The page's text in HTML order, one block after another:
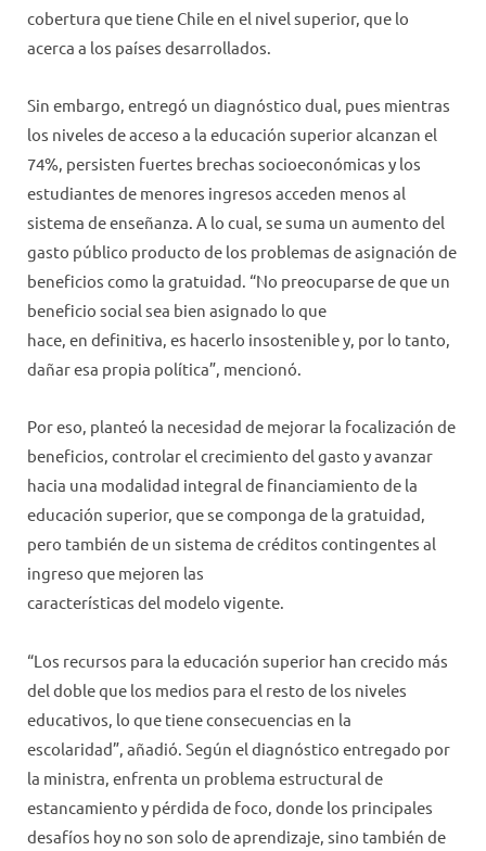
cobertura que tiene Chile en el nivel superior, que lo
acerca a los países desarrollados.
Sin embargo, entregó un diagnóstico dual, pues mientras
los niveles de acceso a la educación superior alcanzan el
74%, persisten fuertes brechas socioeconómicas y los
estudiantes de menores ingresos acceden menos al
sistema de enseñanza. A lo cual, se suma un aumento del
gasto público producto de los problemas de asignación de
beneficios como la gratuidad. “No preocuparse de que un
beneficio social sea bien asignado lo que
hace, en definitiva, es hacerlo insostenible y, por lo tanto,
dañar esa propia política”, mencionó.
Por eso, planteó la necesidad de mejorar la focalización de
beneficios, controlar el crecimiento del gasto y avanzar
hacia una modalidad integral de financiamiento de la
educación superior, que se componga de la gratuidad,
pero también de un sistema de créditos contingentes al
ingreso que mejoren las
características del modelo vigente.
“Los recursos para la educación superior han crecido más
del doble que los medios para el resto de los niveles
educativos, lo que tiene consecuencias en la
escolaridad”, añadió. Según el diagnóstico entregado por
la ministra, enfrenta un problema estructural de
estancamiento y pérdida de foco, donde los principales
desafíos hoy no son solo de aprendizaje, sino también de